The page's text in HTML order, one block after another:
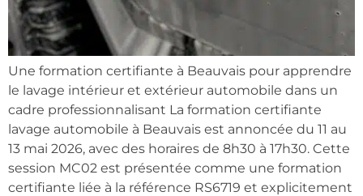
Une formation certifiante à Beauvais pour apprendre
le lavage intérieur et extérieur automobile dans un
cadre professionnalisant La formation certifiante
lavage automobile à Beauvais est annoncée du 11 au
13 mai 2026, avec des horaires de 8h30 à 17h30. Cette
session MC02 est présentée comme une formation
certifiante liée à la référence RS6719 et explicitement